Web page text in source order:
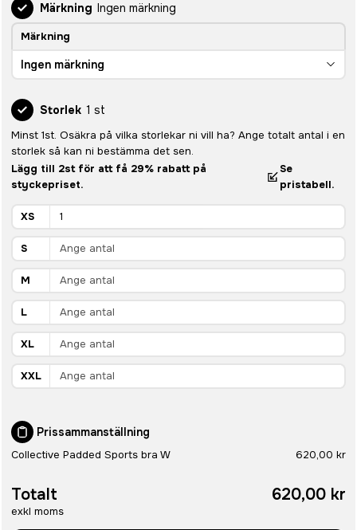
Märkning Ingen märkning
Märkning
Ingen märkning
Storlek 1 st
Minst 1st. Osäkra på vilka storlekar ni vill ha? Ange totalt antal i en
storlek så kan ni bestämma det sen.
Lägg till 2st för att få 29% rabatt på
styckepriset.
Se
pristabell.
XS
S
M
L
XL
XXL
Prissammanställning
Collective Padded Sports bra W 620,00 kr
Totalt
exkl moms
620,00 kr